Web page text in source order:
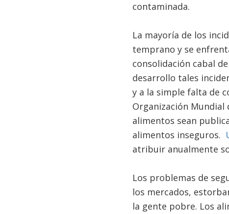
contaminada.
La mayoría de los
temprano y se
consolidación cabal
desarrollo tales
y a la simple falta de
Organización Mundial
alimentos sean
alimentos inseguros.
atribuir anualmente
Los problemas de
los mercados,
la gente pobre. Los